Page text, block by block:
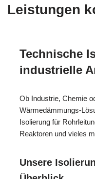
Leistungen
Technische
industrielle
Ob Industrie, Chemie
Wärmedämmungs-
Isolierung für
Reaktoren und vieles
Unsere